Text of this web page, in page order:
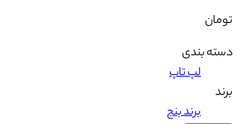
تومان
دسته بندی
لپ تاپ
برند
برند بنج